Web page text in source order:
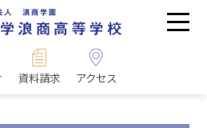
資料請求 アクセス